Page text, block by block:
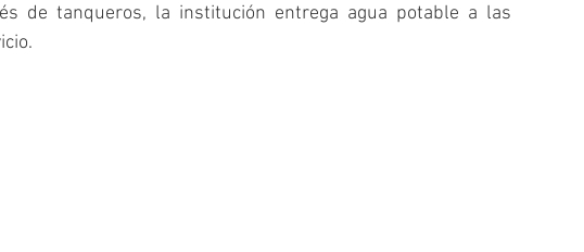
de tanqueros, la institución entrega agua potable a las